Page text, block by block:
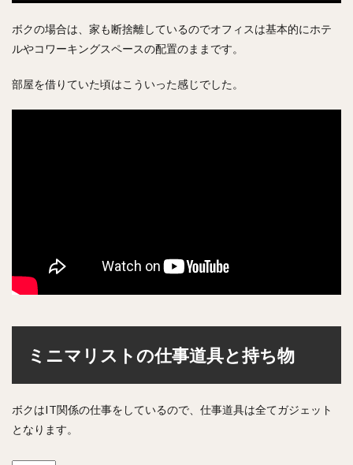
ボクの場合は、家も断捨離しているのでオフィスは基本的にホテ
ルやコワーキングスペースの配置のままです。
部屋を借りていた頃はこういった感じでした。
ミニマリストの仕事道具と持ち物
ボクはIT関係の仕事をしているので、仕事道具は全てガジェット
となります。